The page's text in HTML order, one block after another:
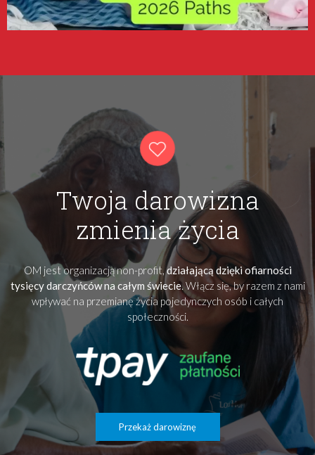
Twoja darowizna
zmienia życia
OM jest organizacją non-profit,działającą dzięki ofiarności
tysięcy darczyńców na całym świecie. Włącz się, by razem z nami
wpływać na przemianę życia pojedynczych osób i całych
społeczności.
Przekaż darowiznę